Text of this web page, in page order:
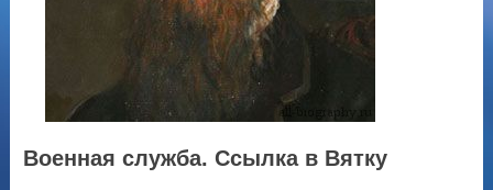
Военная служба. Ссылка в Вятку